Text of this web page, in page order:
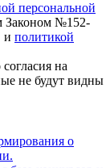
персональной
Законом №152-
и политикой
на
не будут видны